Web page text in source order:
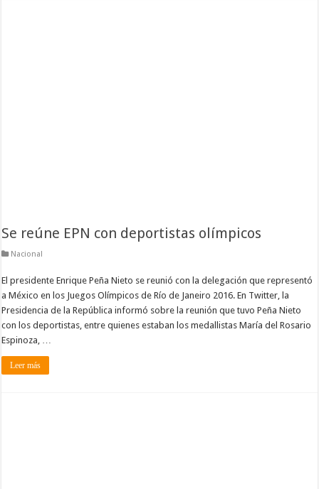
Se reúne EPN con deportistas olímpicos
Nacional
El presidente Enrique Peña Nieto se reunió con la delegación que representó
a México en los Juegos Olímpicos de Río de Janeiro 2016. En Twitter, la
Presidencia de la República informó sobre la reunión que tuvo Peña Nieto
con los deportistas, entre quienes estaban los medallistas María del Rosario
Espinoza, …
Leer más